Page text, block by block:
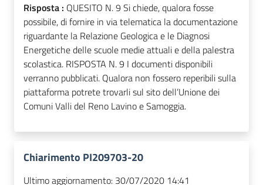
Risposta : QUESITO N. 9 Si chiede, qualora fosse
possibile, di fornire in via telematica la documentazione
riguardante la Relazione Geologica e le Diagnosi
Energetiche delle scuole medie attuali e della palestra
scolastica. RISPOSTA N. 9 I documenti disponibili
verranno pubblicati. Qualora non fossero reperibili sulla
piattaforma potrete trovarli sul sito dell’Unione dei
Comuni Valli del Reno Lavino e Samoggia.
Chiarimento PI209703-20
Ultimo aggiornamento: 30/07/2020 14:41